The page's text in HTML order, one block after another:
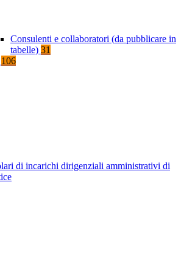
Consulenti e collaboratori (da pubblicare in
tabelle) 31
106
di incarichi dirigenziali amministrativi di